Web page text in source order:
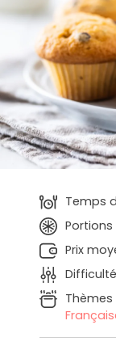
Temps
Portions
Prix
Thèmes